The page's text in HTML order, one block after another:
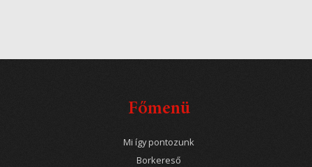
Főmenü
Mi így pontozunk
Borkereső